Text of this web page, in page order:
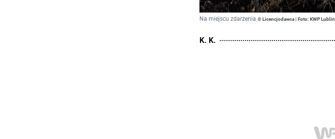
Na miejscu zdarzenia © Licencjodawca | Foto: KWP Lublin
K. K.